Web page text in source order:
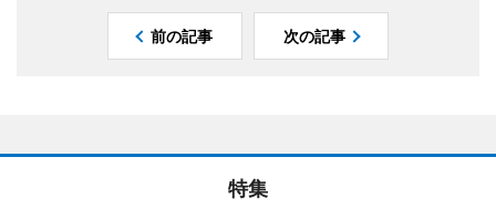
前の記事 次の記事
特集